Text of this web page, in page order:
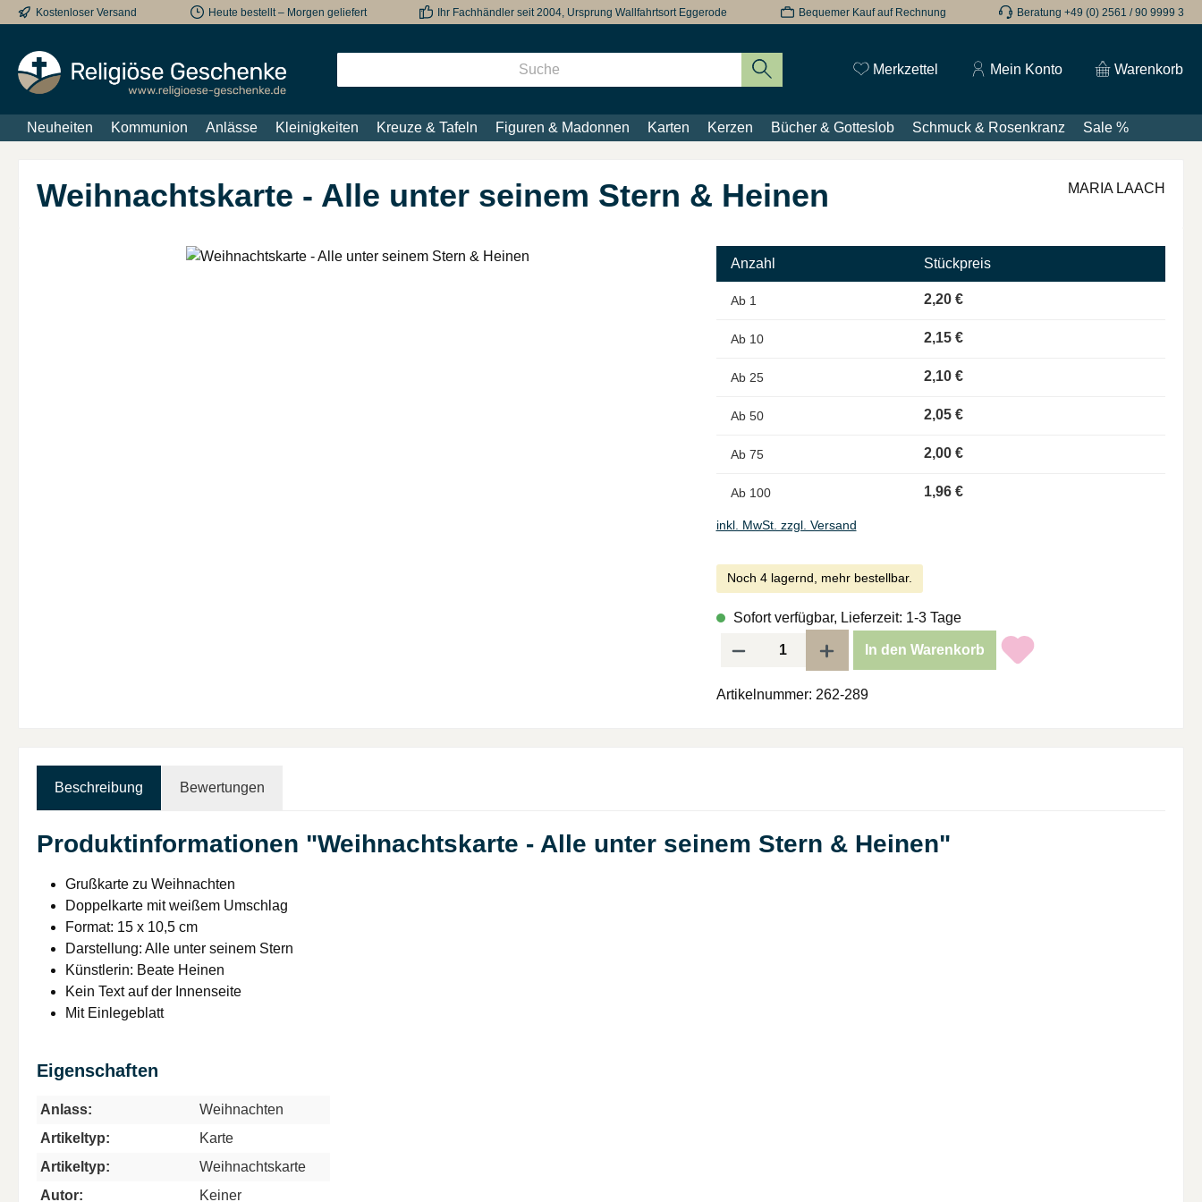
Hauptinhalt springen
Zur Suche springen
Zur Hauptnavigation springen
Kostenloser Versand Heute bestellt – Morgen geliefert Ihr Fachhändler seit 2004, Ursprung Wallfahrtsort Eggerode Bequemer Kauf auf Rechnung Beratung +49 (0) 2561 / 90 9999 3
Merkzettel Du hast 0 Produkte auf dem Merkzettel
Mein Konto Warenkorb
Neuheiten Kommunion Anlässe Kleinigkeiten Kreuze & Tafeln Figuren & Madonnen Karten Kerzen Bücher & Gotteslob Schmuck & Rosenkranz Sale %
Weihnachtskarte - Alle unter seinem Stern & Heinen MARIA LAACH
Bildergalerie überspringen
Anzahl Stückpreis
Ab 1 2,20 €
Ab 10 2,15 €
Ab 25 2,10 €
Ab 50 2,05 €
Ab 75 2,00 €
Ab 100 1,96 €
inkl. MwSt. zzgl. Versand
Noch 4 lagernd, mehr bestellbar.
Sofort verfügbar, Lieferzeit: 1-3 Tage
Produkt Anzahl: Gib den gewünschten Wert ein oder benutze die Schaltflächen um
In den Warenkorb
Artikelnummer: 262-289
Beschreibung Bewertungen
Produktinformationen "Weihnachtskarte - Alle unter seinem Stern & Heinen"
Grußkarte zu Weihnachten
Doppelkarte mit weißem Umschlag
Format: 15 x 10,5 cm
Darstellung: Alle unter seinem Stern
Künstlerin: Beate Heinen
Kein Text auf der Innenseite
Mit Einlegeblatt
Eigenschaften
Anlass:
Weihnachten
Artikeltyp:
Karte
Artikeltyp:
Weihnachtskarte
Autor:
Keiner